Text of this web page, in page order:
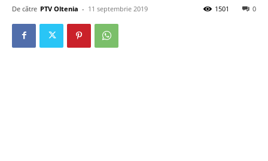
De către PTV Oltenia - 11 septembrie 2019 0
1501